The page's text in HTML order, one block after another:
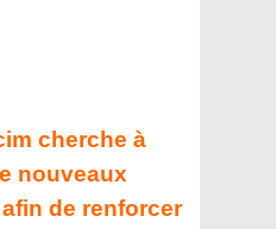
cherche à
nouveaux
de renforcer